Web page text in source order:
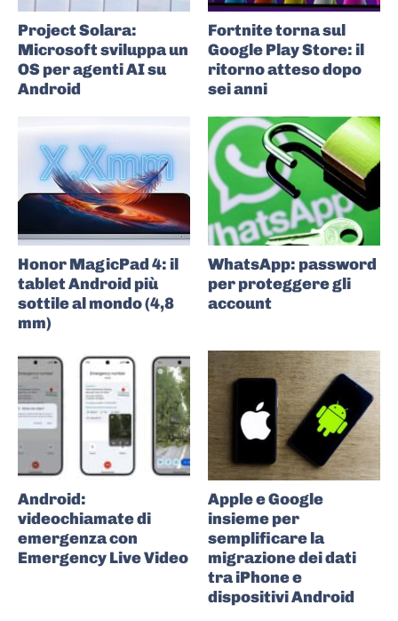
Project Solara:
Microsoft sviluppa un
OS per agenti AI su
Android
Fortnite torna sul
Google Play Store: il
ritorno atteso dopo
sei anni
Honor MagicPad 4: il
tablet Android più
sottile al mondo (4,8
mm)
WhatsApp: password
per proteggere gli
account
Android:
videochiamate di
emergenza con
Emergency Live Video
Apple e Google
insieme per
semplificare la
migrazione dei dati
tra iPhone e
dispositivi Android